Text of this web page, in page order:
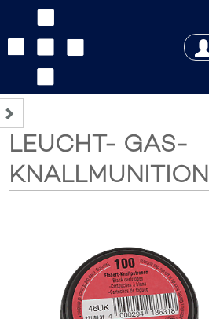
LEUCHT- GAS-
KNALLMUNITION